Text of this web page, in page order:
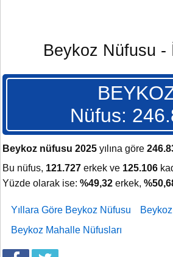
Beykoz Nüfusu -
Nüfus:
Beykoz nüfusu 2025 yılına göre
Bu nüfus, 121.727 erkek ve 125.106
Yüzde olarak ise: %49,32 erkek,
Yıllara Göre Beykoz Nüfusu
Beykoz
Beykoz Mahalle Nüfusları